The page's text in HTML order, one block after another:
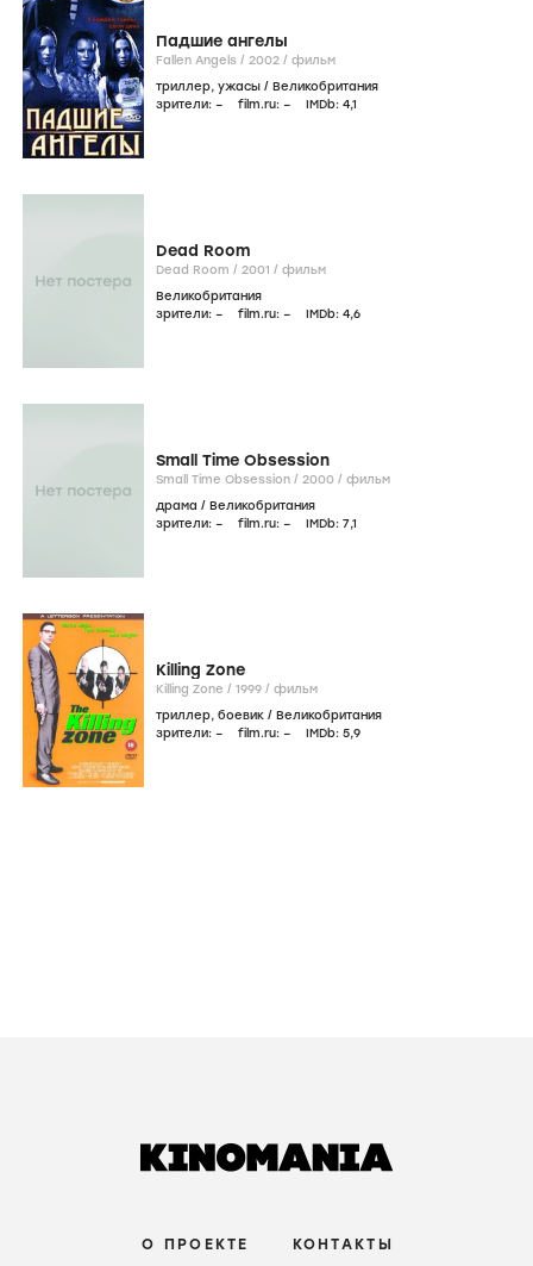
Падшие ангелы
Fallen Angels / 2002 / фильм
триллер, ужасы / Великобритания
зрители: – film.ru: – IMDb: 4,1
Dead Room
Dead Room / 2001 / фильм
Великобритания
зрители: – film.ru: – IMDb: 4,6
Small Time Obsession
Small Time Obsession / 2000 / фильм
драма / Великобритания
зрители: – film.ru: – IMDb: 7,1
Killing Zone
Killing Zone / 1999 / фильм
триллер, боевик / Великобритания
зрители: – film.ru: – IMDb: 5,9
О ПРОЕКТЕ КОНТАКТЫ